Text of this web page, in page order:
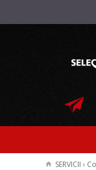
SERVICII ›